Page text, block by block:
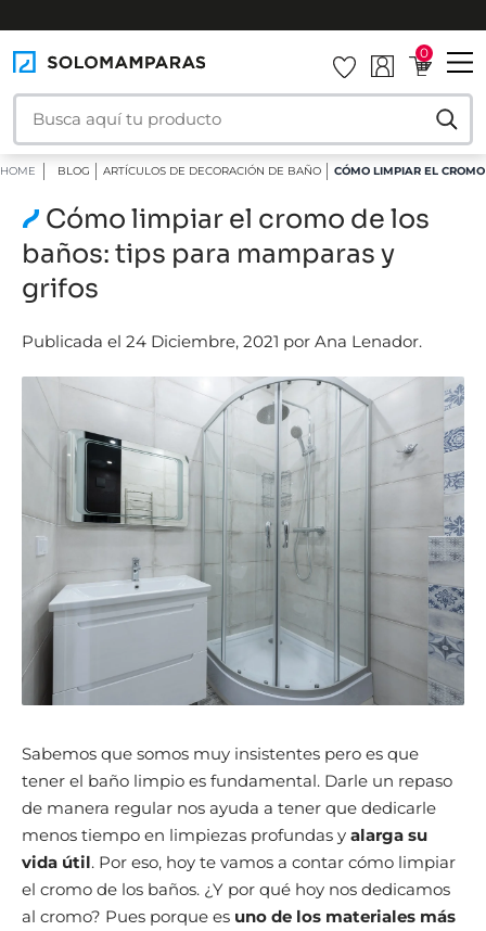
0
HOME BLOG ARTÍCULOS DE DECORACIÓN DE BAÑO CÓMO LIMPIAR EL
Cómo limpiar el cromo de los
baños: tips para mamparas y
grifos
Publicada el 24 Diciembre, 2021 por Ana Lenador.
Sabemos que somos muy insistentes pero es que
tener el baño limpio es fundamental. Darle un repaso
de manera regular nos ayuda a tener que dedicarle
menos tiempo en limpiezas profundas y alarga su
vida útil. Por eso, hoy te vamos a contar cómo limpiar
el cromo de los baños. ¿Y por qué hoy nos dedicamos
al cromo? Pues porque es uno de los materiales más